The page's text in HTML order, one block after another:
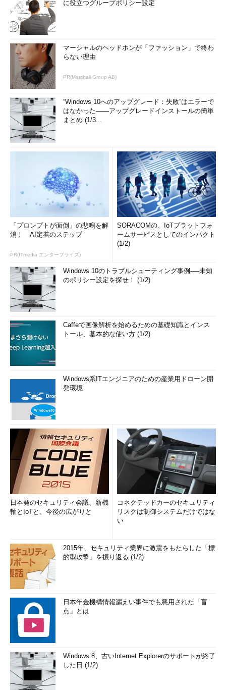
に役立つグループポリシー設定
マーシャルのヘッドホンが「ファッション」で終わ
らない理由
PR(Marshall Group AB)
“Windows 10へのアップグレード：失敗”はエラーで
はなかった――アップグレードインストールの簡単
まとめ (1/3...
「プロンプトが面倒」の悲鳴を解
消！ AI定着のステップ
PR(ITmedia エンタープライズ)
SORACOMの、IoTプラットフォ
ームサービスとしてのインパクト
(1/2)
Windows 10のトラブルシューティング事例──未知
のポリシー設定を探せ！ (1/2)
Caffeで画像解析を始めるための基礎知識とインス
トール、基本的な使い方 (1/2)
Windows系ITエンジニアのための産業用ドローン開
発環境
日本発のセキュリティ会議、新機
軸とIoTと、今後の広がりと
コネクテッドカーのセキュリティ
リスクは制御システムだけではな
い
2015年、セキュリティ業界に激震をもたらした「標
的型攻撃」を振り返る (1/2)
日本年金機構情報漏えい事件でも悪用された「盲
点」とは
Windows 8、古いInternet Explorerのサポートが終了
した日 (1/2)